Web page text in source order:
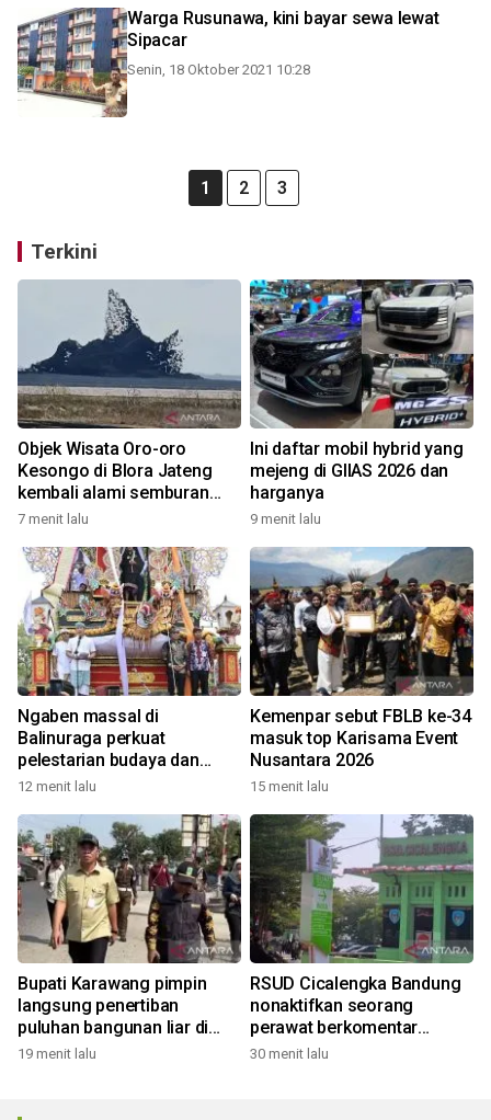
Warga Rusunawa, kini bayar sewa lewat
Sipacar
Senin, 18 Oktober 2021 10:28
1 2 3
Terkini
Objek Wisata Oro-oro
Kesongo di Blora Jateng
kembali alami semburan
lumpur
7 menit lalu
Ini daftar mobil hybrid yang
mejeng di GIIAS 2026 dan
harganya
9 menit lalu
Ngaben massal di
Balinuraga perkuat
pelestarian budaya dan
ekonomi masyarakat
12 menit lalu
Kemenpar sebut FBLB ke-34
masuk top Karisama Event
Nusantara 2026
15 menit lalu
Bupati Karawang pimpin
langsung penertiban
puluhan bangunan liar di
sepanjang akses tol
19 menit lalu
RSUD Cicalengka Bandung
nonaktifkan seorang
perawat berkomentar
nirempati di medsos
30 menit lalu